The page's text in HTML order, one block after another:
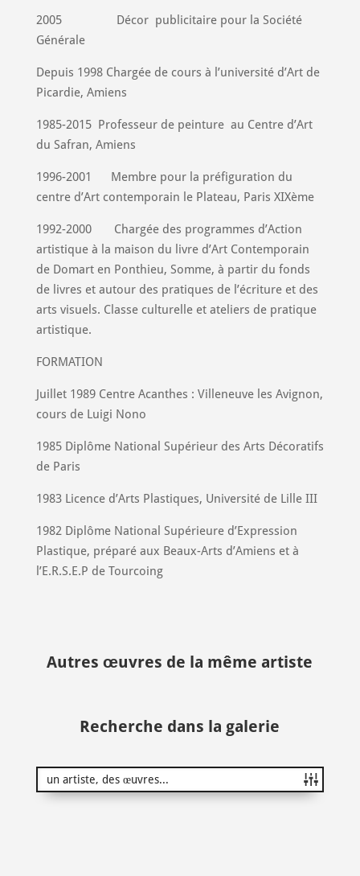
2005 Décor publicitaire pour la Société
Générale
Depuis 1998 Chargée de cours à l’université d’Art de
Picardie, Amiens
1985-2015 Professeur de peinture au Centre d’Art
du Safran, Amiens
1996-2001
Membre pour la préfiguration du
centre d’Art contemporain le Plateau, Paris XIXème
1992-2000
Chargée des programmes d’Action
artistique à la maison du livre d’Art Contemporain
de Domart en Ponthieu, Somme, à partir du fonds
de livres et autour des pratiques de l’écriture et des
arts visuels. Classe culturelle et ateliers de pratique
artistique.
FORMATION
Juillet 1989 Centre Acanthes : Villeneuve les Avignon,
cours de Luigi Nono
1985 Diplôme National Supérieur des Arts Décoratifs
de Paris
1983 Licence d’Arts Plastiques, Université de Lille III
1982 Diplôme National Supérieure d’Expression
Plastique, préparé aux Beaux-Arts d’Amiens et à
l’E.R.S.E.P de Tourcoing
Autres œuvres de la même artiste
Recherche dans la galerie